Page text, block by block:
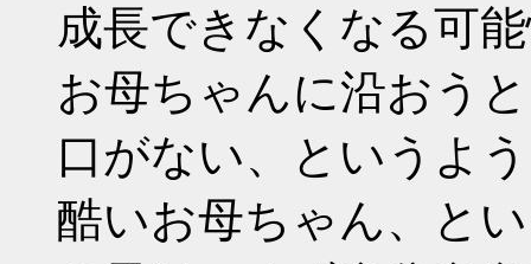
成長できなくなる可
お母ちゃんに沿おう
口がない、というよ
酷いお母ちゃん、と